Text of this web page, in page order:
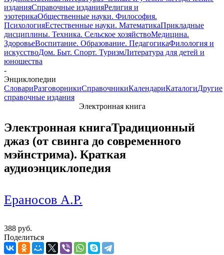
изданияСправочные изданияРелигия и
эзотерикаОбщественные науки. Философия.
ПсихологияЕстественные науки. МатематикаПрикладные
дисциплины. Техника. Сельское хозяйствоМедицина.
ЗдоровьеВоспитание. Образование. ПедагогикаФилология и
искусствоДом. Быт. Спорт. ТуризмЛитература для детей и
юношества
-
Энциклопедии
СловариРазговорникиСправочникиКалендариКаталогиДругие
справочные издания
Электронная книга
Электронная книгаТрадиционный
джаз (от свинга до современного
мэйнстрима). Краткая
аудиоэнциклопедия
Ераносов А.Р.
388 руб.
Поделиться